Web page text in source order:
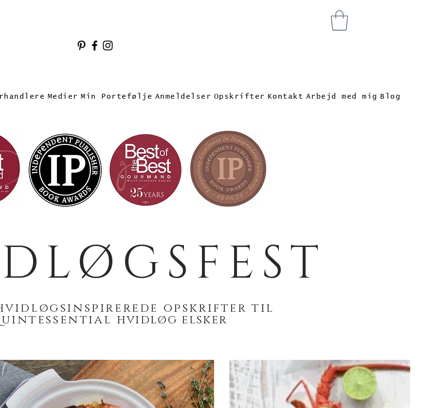
Medier Min Portefølje Anmeldelser Opskrifter Kontakt Arbejd med mig Blog
opskrifter til
hvidløg elsker